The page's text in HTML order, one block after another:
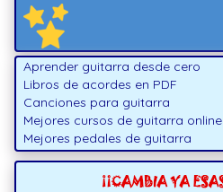
Aprender guitarra desde cero
Libros de acordes en PDF
Canciones para guitarra
Mejores cursos de guitarra online
Mejores pedales de guitarra